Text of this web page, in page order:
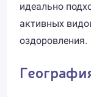
идеально
активных
оздоровления.